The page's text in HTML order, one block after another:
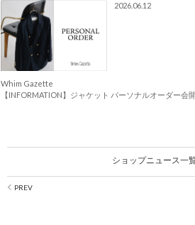
2026.06.12
Whim Gazette
【INFORMATION】ジャケット パーソナルオーダー会
ショップニュース一